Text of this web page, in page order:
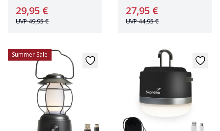
29,95 €
UVP49,95 €
d'énergie intégrée
27,95 €
UVP44,95 €
Summer Sale